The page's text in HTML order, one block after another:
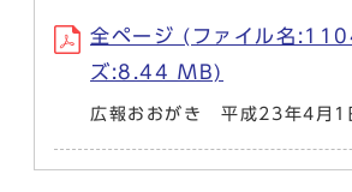
全ページ (ファイル名
ズ:8.44 MB)
広報おおがき 平成23年4月1